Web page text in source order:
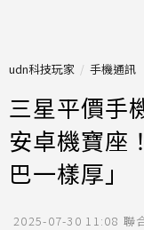
udn科技玩家 手機通訊
三星平價手
安卓機寶座
巴一樣厚」
2025-07-30 11:08 聯